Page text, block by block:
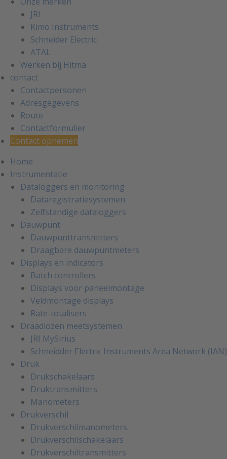
JRI
Kimo Instruments
Schneider Electric
ATAL
Werken bij Hitma
contact
Contactpersonen
Adresgegevens
Route
Contactformulier
Contact opnemen
Home
Instrumentatie
Dataloggers en monitoring
Dataregistratiesystemen
Zelfstandige dataloggers
Dauwpunt
Dauwpunttransmitters
Draagbare dauwpuntmeters
Displays en indicators
Batch controllers
Displays voor paneelmontage
Veldmontage displays
Rate-totalisers
Draadlozen meetsystemen
JRI MySirius
Schneidder Electric Instruments Area Network (IAN)
Druk
Drukschakelaars
Druktransmitters
Manometers
Drukverschil
Drukverschilmanometers
Drukverschilschakelaars
Drukverschiltransmitters